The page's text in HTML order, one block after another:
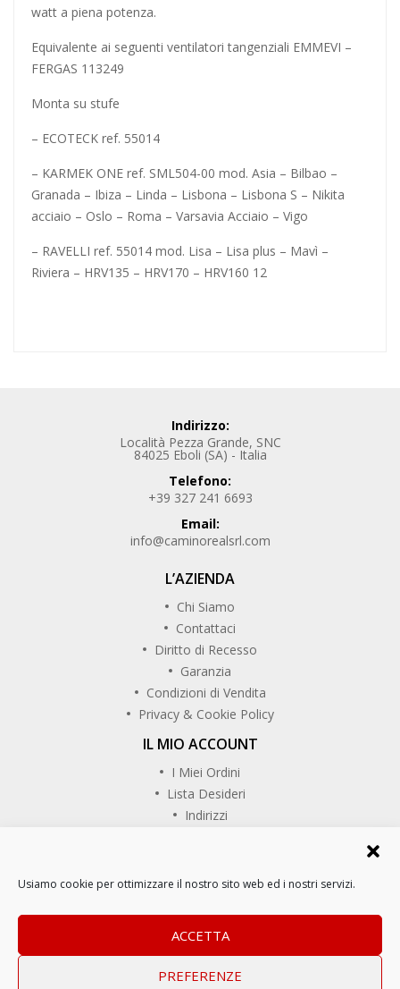
Usiamo cookie per ottimizzare il nostro sito web ed i nostri servizi.
ACCETTA
PREFERENZE
watt a piena potenza.
Equivalente ai seguenti ventilatori tangenziali EMMEVI –
FERGAS 113249
Monta su stufe
– ECOTECK ref. 55014
– KARMEK ONE ref. SML504-00 mod. Asia – Bilbao –
Granada – Ibiza – Linda – Lisbona – Lisbona S – Nikita
acciaio – Oslo – Roma – Varsavia Acciaio – Vigo
– RAVELLI ref. 55014 mod. Lisa – Lisa plus – Mavì –
Riviera – HRV135 – HRV170 – HRV160 12
Indirizzo:
Località Pezza Grande, SNC
84025 Eboli (SA) - Italia
Telefono:
+39 327 241 6693
Email:
info@caminorealsrl.com
L’AZIENDA
Chi Siamo
Contattaci
Diritto di Recesso
Garanzia
Condizioni di Vendita
Privacy & Cookie Policy
IL MIO ACCOUNT
I Miei Ordini
Lista Desideri
Indirizzi